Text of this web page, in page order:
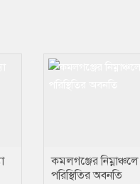
কমলগঞ্জের
পরিস্থিতির অবনতি